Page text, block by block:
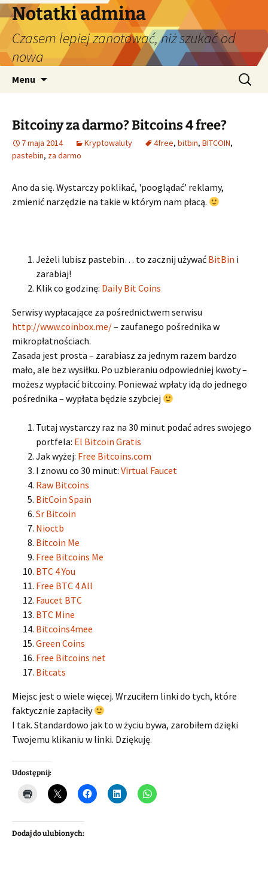
Przejdź
do
treści
Notatki admina
Czasem lepiej zanotować, niż szukać od
nowa
Menu Szukaj:
Bitcoiny za darmo? Bitcoins 4 free?
7 maja 2014 Kryptowaluty 4free, bitbin, BITCOIN,
pastebin, za darmo
Ano da się. Wystarczy poklikać, 'pooglądać’ reklamy,
zmienić narzędzie na takie w którym nam płacą.
Jeżeli lubisz pastebin… to zacznij używać BitBin i
zarabiaj!
Klik co godzinę: Daily Bit Coins
Serwisy wypłacające za pośrednictwem serwisu
http://www.coinbox.me/– zaufanego pośrednika w
mikropłatnościach.
Zasada jest prosta – zarabiasz za jednym razem bardzo
mało, ale bez wysiłku. Po uzbieraniu odpowiedniej kwoty –
możesz wypłacić bitcoiny. Ponieważ wpłaty idą do jednego
pośrednika – wypłata będzie szybciej
Tutaj wystarczy raz na 30 minut podać adres swojego
portfela: El Bitcoin Gratis
Jak wyżej: Free Bitcoins.com
I znowu co 30 minut: Virtual Faucet
Raw Bitcoins
BitCoin Spain
Sr Bitcoin
Nioctb
Bitcoin Me
Free Bitcoins Me
BTC 4 You
Free BTC 4 All
Faucet BTC
BTC Mine
Bitcoins4mee
Green Coins
Free Bitcoins net
Bitcats
Miejsc jest o wiele więcej. Wrzuciłem linki do tych, które
faktycznie zapłaciły
I tak. Standardowo jak to w życiu bywa, zarobiłem dzięki
Twojemu klikaniu w linki. Dziękuję.
Udostępnij:
Dodaj do ulubionych: